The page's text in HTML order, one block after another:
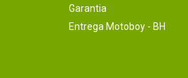
Garantia
Entrega Motoboy - BH